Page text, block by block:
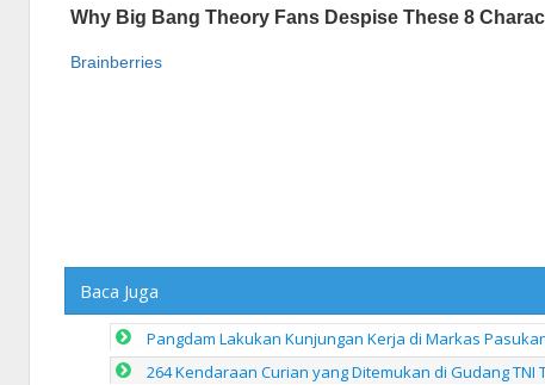
Baca Juga
Pangdam Lakukan Kunjungan Kerja di Markas
264 Kendaraan Curian yang Ditemukan di Gudang